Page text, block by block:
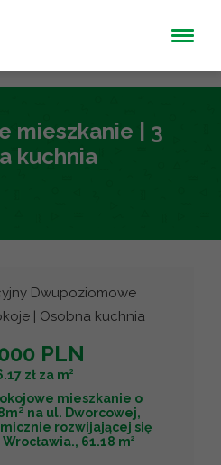
mieszkanie | 3
kuchnia
Dwupoziomowe
| Osobna kuchnia
PLN
zł za m2
mieszkanie o
na ul. Dworcowej,
rozwijającej się
61.18 m2